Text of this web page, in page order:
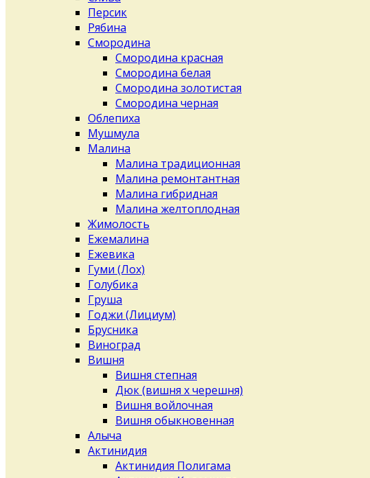
Персик
Рябина
Смородина
Смородина красная
Смородина белая
Смородина золотистая
Смородина черная
Облепиха
Мушмула
Малина
Малина традиционная
Малина ремонтантная
Малина гибридная
Малина желтоплодная
Жимолость
Ежемалина
Ежевика
Гуми (Лох)
Голубика
Груша
Годжи (Лициум)
Брусника
Виноград
Вишня
Вишня степная
Дюк (вишня х черешня)
Вишня войлочная
Вишня обыкновенная
Алыча
Актинидия
Актинидия Полигама